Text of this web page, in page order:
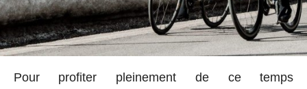
Pour profiter pleinement de ce temps